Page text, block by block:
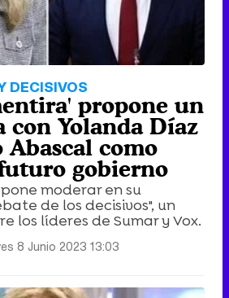
DECISIVOS
propone un
con Yolanda Díaz
Abascal como
gobierno
moderar en su
de los decisivos", un
los líderes de Sumar y Vox.
8 Junio 2023 13:03